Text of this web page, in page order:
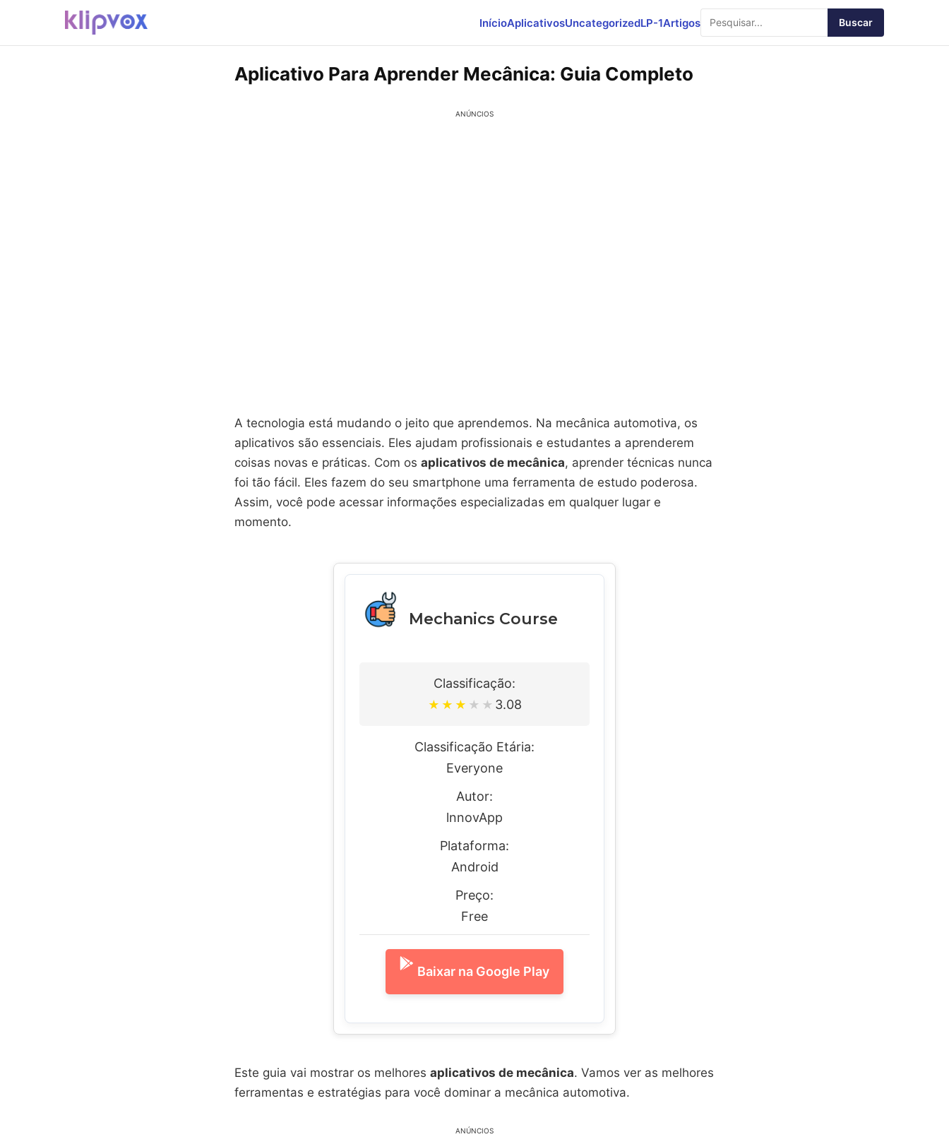
InícioAplicativosUncategorizedLP-1Artigos Buscar
Aplicativo Para Aprender Mecânica: Guia Completo
ANÚNCIOS
A tecnologia está mudando o jeito que aprendemos. Na mecânica automotiva, os
aplicativos são essenciais. Eles ajudam profissionais e estudantes a aprenderem
coisas novas e práticas. Com os aplicativos de mecânica, aprender técnicas nunca
foi tão fácil. Eles fazem do seu smartphone uma ferramenta de estudo poderosa.
Assim, você pode acessar informações especializadas em qualquer lugar e
momento.
Mechanics Course
Classificação:
★ ★ ★ ★ ★ 3.08
Classificação Etária:
Everyone
Autor:
lnnovApp
Plataforma:
Android
Preço:
Free
Baixar na Google Play
Este guia vai mostrar os melhores aplicativos de mecânica. Vamos ver as melhores
ferramentas e estratégias para você dominar a mecânica automotiva.
ANÚNCIOS